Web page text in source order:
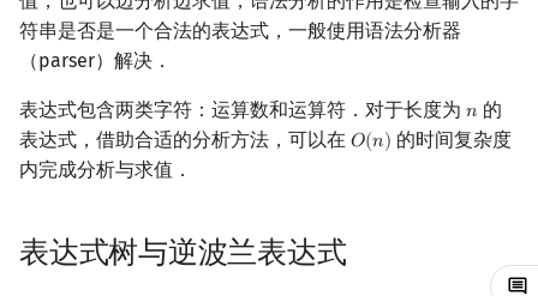
格式手册
F.A.Q.
致谢
学习资源
出题
Eclipse
Kate
CLion
Lemon
命令行编译与调试
WSL (Windows 10)
Testlib
Interactor
流程控制语句
函数
string
引用
新版 C++ 特性
pb_ds
C++ 与其他常用语言的区别
Python 速成
Java 进阶
递归 & 分治
排序
计数排序
快速排序
堆排序
二分
启发式搜索
迭代加深搜索
回溯法
区间 DP
树形 DP
数位 DP
Slope Trick 优化
状态设计优化
字符串哈希
前缀函数与 KMP 算法
Z 函数（扩展 KMP）
二进制集合操作
快速幂
弧度制与坐标系
欧拉函数
分解质因数
费马小定理 & 欧拉定理
快速沃尔什变换
多项式牛顿迭代
多项式初等函数
错位排列
斯特林数
伯努利数
初等变换
线性空间
线性映射
Schreier–Sims 算法
概率不等式
哈希表
堆
Sqrt Tree
单调栈
区间最值操作 & 区间历史
Kinetic Tournament Tree
替罪羊树
Size Balanced Tree
红黑树
可持久化字典树
分块套树状数组
BFS（图论） 最近公共祖先
树上启发式合并
树分治
有向无环图
最短路问题
点/边连通度
上下界网络流
一般图最大权匹配
Pick 定理
凸包
旋转卡壳
回滚莫队
莫队二次离线
参考资料
习题
符串是否是一个合法的表达式，一般使用语法分析器
（parser）解决．
表达式包含两类字符：运算数和运算符．对于长度为 𝑛
n 的
表达式，借助合适的分析方法，可以在 𝑂(𝑛)
O(n) 的时间复杂度
内完成分析与求值．
表达式树与逆波兰表达式